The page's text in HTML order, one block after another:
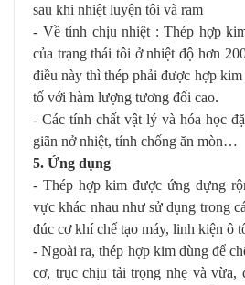
sau khi nhiệt luyện tôi và ram
- Về tính chịu nhiệt : Thép hợp
của trạng thái tôi ở nhiệt độ hơn
điều này thì thép phải được hợp
tố với hàm lượng tương đối cao.
- Các tính chất vật lý và hóa học
giãn nở nhiệt, tính chống ăn mòn…
5. Ứng dụng
- Thép hợp kim được ứng dựng
vực khác nhau như sử dụng trong
đúc cơ khí chế tạo máy, linh kiện ô
- Ngoài ra, thép hợp kim dùng để
cơ, trục chịu tải trọng nhẹ và vừa,